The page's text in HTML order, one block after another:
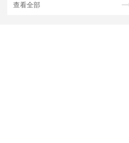
查看全部